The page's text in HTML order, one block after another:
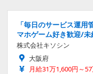
「毎日のサービス運
マホゲーム好き歓迎/未
株式会社キソシン
大阪府
月給31万1,600円～